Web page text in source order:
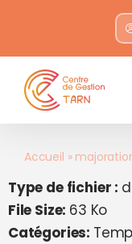
contenu
Accueil »
Type de fichier :
File Size: 63 Ko
Catégories: